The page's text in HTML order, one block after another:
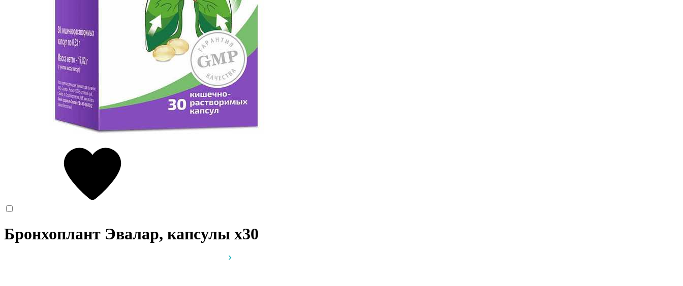
Бронхоплант Эвалар, капсулы x30